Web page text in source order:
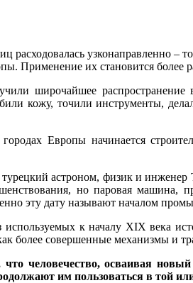
расходовалась узконаправленно –
Применение их становится
широчайшее
кожу, точили инструменты,
Европы начинается
турецкий астроном, физик и
но паровая
эту дату называют началом
к началу XIX века
более совершенные механизмы и
человечество, осваивая
им пользоваться в той